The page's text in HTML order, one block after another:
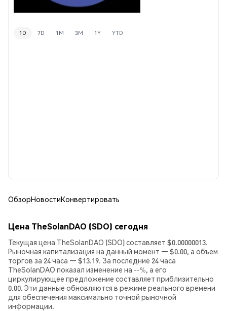
1D 7D 1M 3M 1Y YTD
ОбзорНовостиКонвертировать
Цена TheSolanDAO (SDO) сегодня
Текущая цена TheSolanDAO (SDO) составляет $0.00000013.
Рыночная капитализация на данный момент — $0.00, а объем
торгов за 24 часа — $13.19. За последние 24 часа
TheSolanDAO показал изменение на --%, а его
циркулирующее предложение составляет приблизительно
0.00. Эти данные обновляются в режиме реального времени
для обеспечения максимально точной рыночной
информации.